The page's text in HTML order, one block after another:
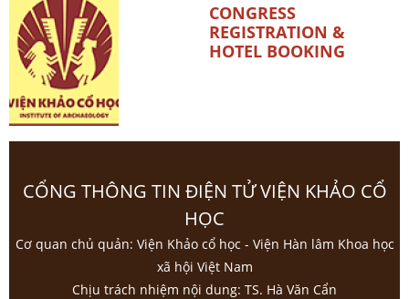
CONGRESS
REGISTRATION &
HOTEL BOOKING
CỔNG THÔNG TIN ĐIỆN TỬ VIỆN KHẢO CỔ
HỌC
Cơ quan chủ quản: Viện Khảo cổ học - Viện Hàn lâm Khoa học
xã hội Việt Nam
Chịu trách nhiệm nội dung: TS. Hà Văn Cẩn